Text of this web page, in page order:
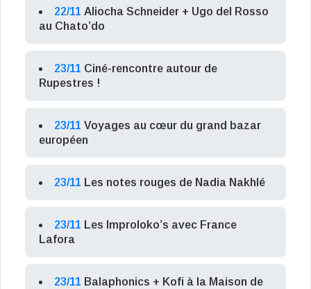
22/11 Aliocha Schneider + Ugo del Rosso
au Chato’do
23/11 Ciné-rencontre autour de
Rupestres !
23/11 Voyages au cœur du grand bazar
européen
23/11 Les notes rouges de Nadia Nakhlé
23/11 Les Improloko’s avec France
Lafora
23/11 Balaphonics + Kofi à la Maison de